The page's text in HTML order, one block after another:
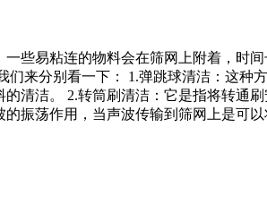
些易粘连的物料会在筛网上附着，时
来分别看一下： 1.弹跳球清洁：这种
清洁。 2.转筒刷清洁：它是指将转通
振荡作用，当声波传输到筛网上是可